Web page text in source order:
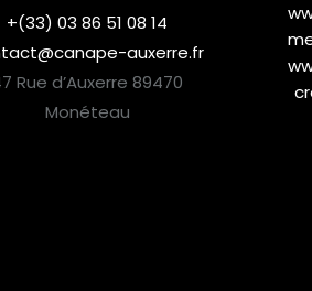
+(33) 03 86 51 08 14
auxerre.fr
Rue d’Auxerre 89470
Monéteau